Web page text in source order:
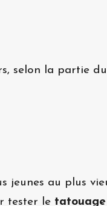
selon la partie
au plus
tester le tatouage